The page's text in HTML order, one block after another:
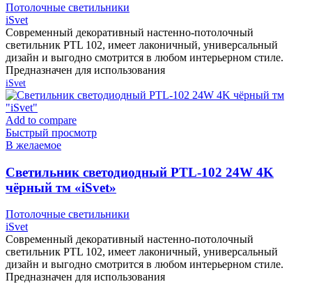
Потолочные светильники
iSvet
Современный декоративный настенно-потолочный
светильник PTL 102, имеет лаконичный, универсальный
дизайн и выгодно смотрится в любом интерьерном стиле.
Предназначен для использования
iSvet
Add to compare
Быстрый просмотр
В желаемое
Cветильник светодиодный PTL-102 24W 4K
чёрный тм «iSvet»
Потолочные светильники
iSvet
Современный декоративный настенно-потолочный
светильник PTL 102, имеет лаконичный, универсальный
дизайн и выгодно смотрится в любом интерьерном стиле.
Предназначен для использования